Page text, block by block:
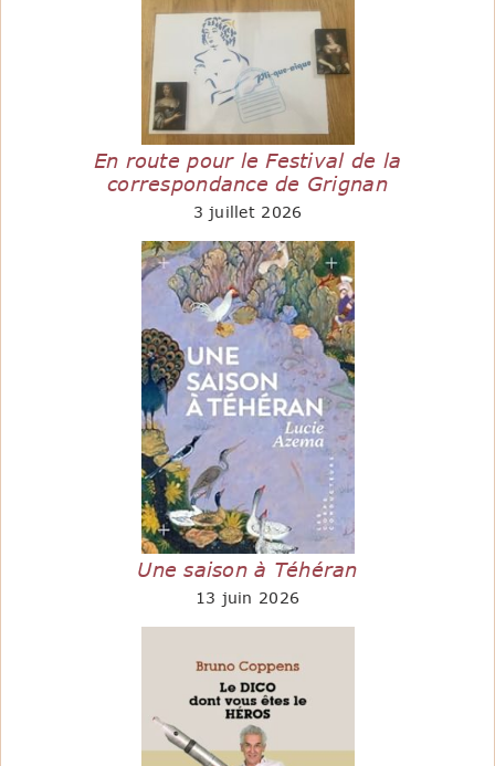
En route pour le Festival de la
correspondance de Grignan
3 juillet 2026
Une saison à Téhéran
13 juin 2026